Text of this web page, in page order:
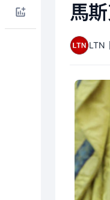
馬
LTN